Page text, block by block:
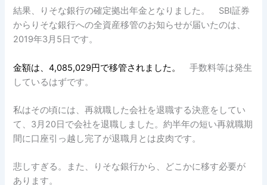
結果、りそな銀行の確定拠出年金となりました。 SBI証券
からりそな銀行への全資産移管のお知らせが届いたのは、
2019年3月5日です。
金額は、4,085,029円で移管されました。
手数料等は発生
しているはずです。
私はその頃には、再就職した会社を退職する決意をしてい
て、3月20日で会社を退職しました。約半年の短い再就職期
間に口座引っ越し完了が退職月とは皮肉です。
悲しすぎる。また、りそな銀行から、どこかに移す必要が
あります。